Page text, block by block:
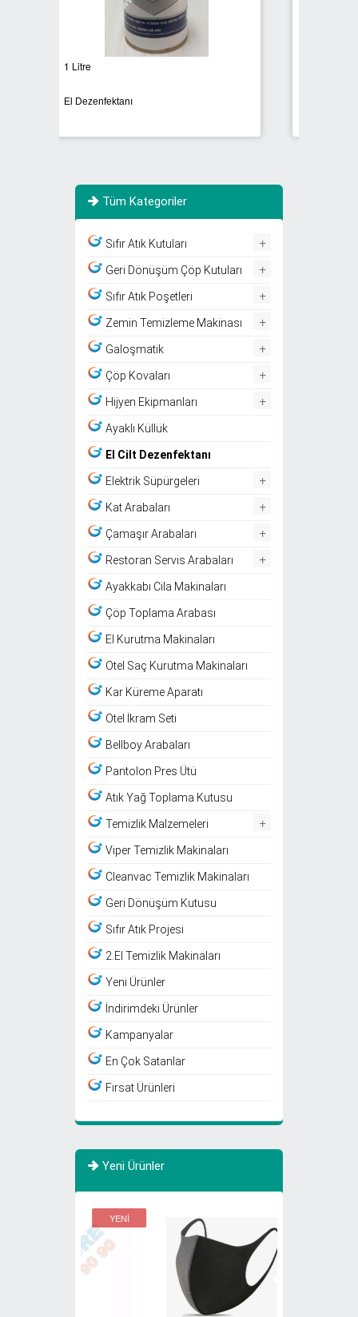
El Dezenfektanı Ankara
Tüm Kategoriler
Sıfır Atık Kutuları +
Geri Dönüşüm Çöp Kutuları +
Sıfır Atık Poşetleri +
Zemin Temizleme Makinası +
Galoşmatik +
Çöp Kovaları +
Hijyen Ekipmanları +
Ayaklı Küllük
El Cilt Dezenfektanı
Elektrik Süpürgeleri +
Kat Arabaları +
Çamaşır Arabaları +
Restoran Servis Arabaları +
Ayakkabı Cila Makinaları
Çöp Toplama Arabası
El Kurutma Makinaları
Otel Saç Kurutma Makinaları
Kar Küreme Aparatı
Otel İkram Seti
Bellboy Arabaları
Pantolon Pres Ütü
Atık Yağ Toplama Kutusu
Temizlik Malzemeleri +
Viper Temizlik Makinaları
Cleanvac Temizlik Makinaları
Geri Dönüşüm Kutusu
Sıfır Atık Projesi
2.El Temizlik Makinaları
Yeni Ürünler
İndirimdeki Ürünler
Kampanyalar
En Çok Satanlar
Fırsat Ürünleri
Yeni Ürünler